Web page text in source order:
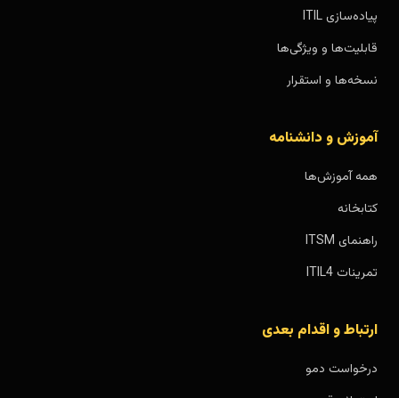
پیاده‌سازی ITIL
قابلیت‌ها و ویژگی‌ها
نسخه‌ها و استقرار
آموزش و دانشنامه
همه آموزش‌ها
کتابخانه
راهنمای ITSM
تمرینات ITIL4
ارتباط و اقدام بعدی
درخواست دمو